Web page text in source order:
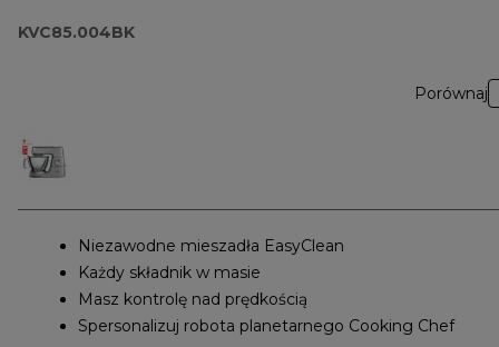
KVC85.004BK
Porównaj
Niezawodne mieszadła EasyClean
Każdy składnik w masie
Masz kontrolę nad prędkością
Spersonalizuj robota planetarnego Cooking Chef